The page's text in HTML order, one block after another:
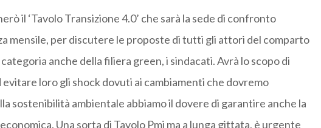
il ‘Tavolo Transizione 4.0’ che sarà la sede di confronto
mensile, per discutere le proposte di tutti gli attori del comparto
anche della filiera green, i sindacati. Avrà lo scopo di
loro gli shock dovuti ai cambiamenti che dovremo
sostenibilità ambientale abbiamo il dovere di garantire anche la
Una sorta di Tavolo Pmi ma a lunga gittata, è urgente